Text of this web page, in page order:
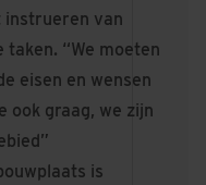
instrueren van
“We moeten
eisen en wensen
ook graag, we zijn
is